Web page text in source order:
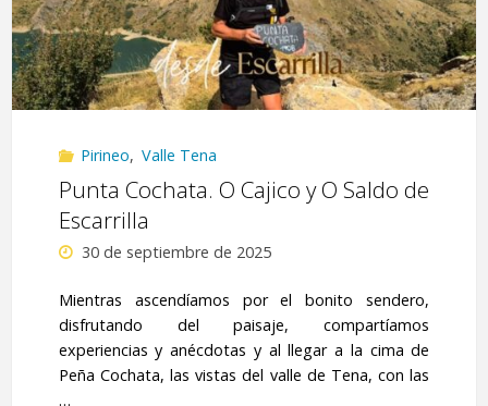
Chornaleras
–
Yenefrito"
Pirineo, Valle Tena
Punta Cochata. O Cajico y O Saldo de
Escarrilla
30 de septiembre de 2025
Mientras ascendíamos por el bonito sendero,
disfrutando del paisaje, compartíamos
experiencias y anécdotas y al llegar a la cima de
Peña Cochata, las vistas del valle de Tena, con las
…